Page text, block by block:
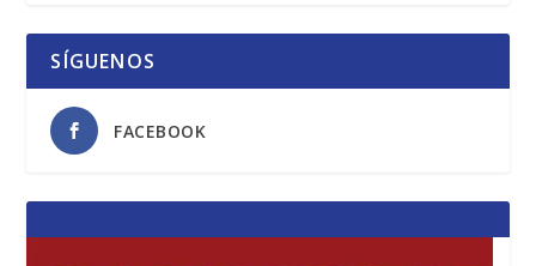
SÍGUENOS
FACEBOOK